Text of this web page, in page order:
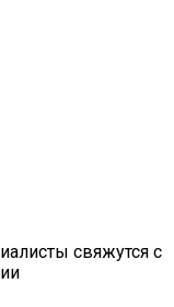
свяжутся с